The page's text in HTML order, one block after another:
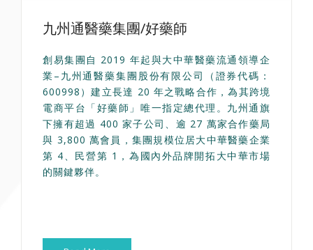
九州通醫藥集團/好藥師
創易集團自 2019 年起與大中華醫藥流通領導企
業–九州通醫藥集團股份有限公司（證券代碼：
600998）建立長達 20 年之戰略合作，為其跨境
電商平台「好藥師」唯一指定總代理。九州通旗
下擁有超過 400 家子公司、逾 27 萬家合作藥局
與 3,800 萬會員，集團規模位居大中華醫藥企業
第 4、民營第 1，為國內外品牌開拓大中華市場
的關鍵夥伴。